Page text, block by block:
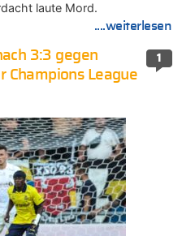
laute Mord.
....weiterlesen
1
3:3 gegen
Champions League